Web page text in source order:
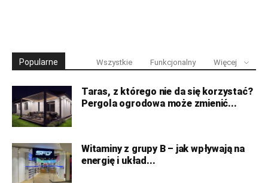
Popularne Wszystkie Funkcjonalny Więcej
Taras, z którego nie da się korzystać?
Pergola ogrodowa może zmienić...
Witaminy z grupy B – jak wpływają na
energię i układ...